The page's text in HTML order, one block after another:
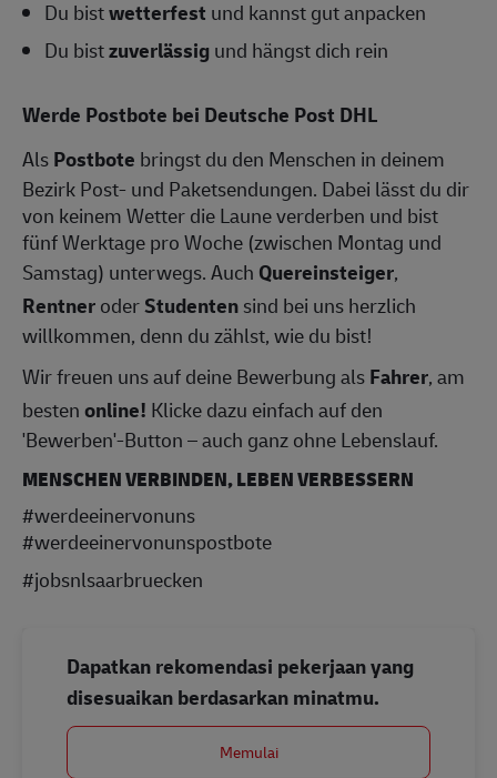
Du bistwetterfest und kannst gut anpacken
Du bistzuverlässigund hängst dich rein
Werde Postbote bei Deutsche Post DHL
AlsPostbote bringst du den Menschen in deinem
Bezirk Post- und Paketsendungen. Dabei lässt du dir
von keinem Wetter die Laune verderben und bist
fünf Werktage pro Woche (zwischen Montag und
Samstag) unterwegs. Auch Quereinsteiger,
RentneroderStudentensind bei uns herzlich
willkommen, denn du zählst, wie du bist!
Wir freuen uns auf deine Bewerbung alsFahrer, am
bestenonline! Klicke dazu einfach auf den
'Bewerben'-Button – auch ganz ohne Lebenslauf.
MENSCHEN VERBINDEN, LEBEN VERBESSERN
#werdeeinervonuns
#werdeeinervonunspostbote
#jobsnlsaarbruecken
Dapatkan rekomendasi pekerjaan yang
disesuaikan berdasarkan minatmu.
Memulai